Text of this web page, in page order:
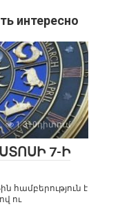
интересно
1 310դիտում
7-Ի
համբերություն է
ու